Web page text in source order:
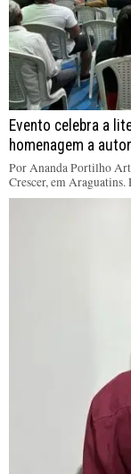
Evento celebra a
homenagem a
Por Ananda Portilho
Crescer, em Araguatins.